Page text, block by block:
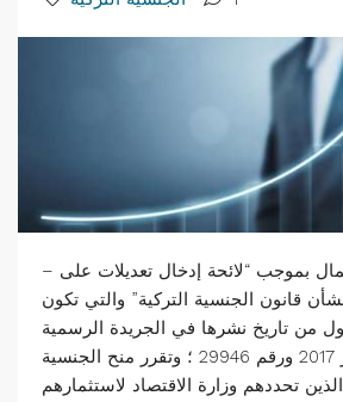
– استثمار رأس المال بموجب “لائحة إدخال تعديلات على
بشأن قانون الجنسية التركية” والتي تكون
من تاريخ نشرها في الجريدة الرسمية
المؤرخة في 12 يناير 2017 ورقم 29946 ؛ وتقرر منح الجنسية
تحددهم وزارة الاقتصاد لاستثمارهم